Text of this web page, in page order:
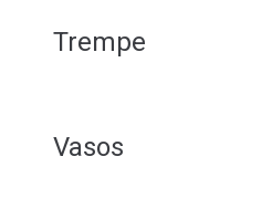
Trempe
Vasos